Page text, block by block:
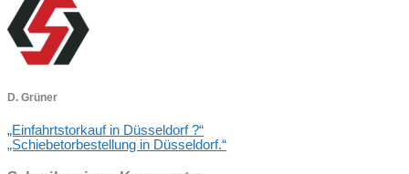
D. Grüner
„Einfahrtstorkauf in Düsseldorf ?“
„Schiebetorbestellung in Düsseldorf.“